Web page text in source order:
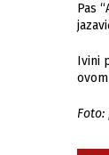
Pas
Ivini